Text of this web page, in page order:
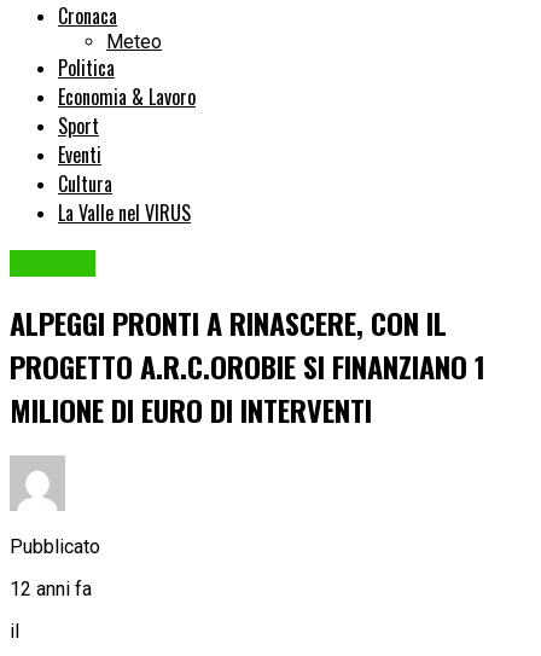
Cronaca
Meteo
Politica
Economia & Lavoro
Sport
Eventi
Cultura
La Valle nel VIRUS
ALPEGGI PRONTI A RINASCERE, CON IL
PROGETTO A.R.C.OROBIE SI FINANZIANO 1
MILIONE DI EURO DI INTERVENTI
Pubblicato
12 anni fa
il